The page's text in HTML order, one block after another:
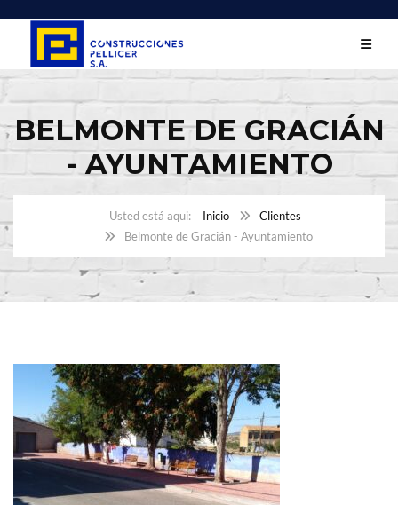
BELMONTE DE GRACIÁN
- AYUNTAMIENTO
Inicio
Clientes
Belmonte de Gracián - Ayuntamiento